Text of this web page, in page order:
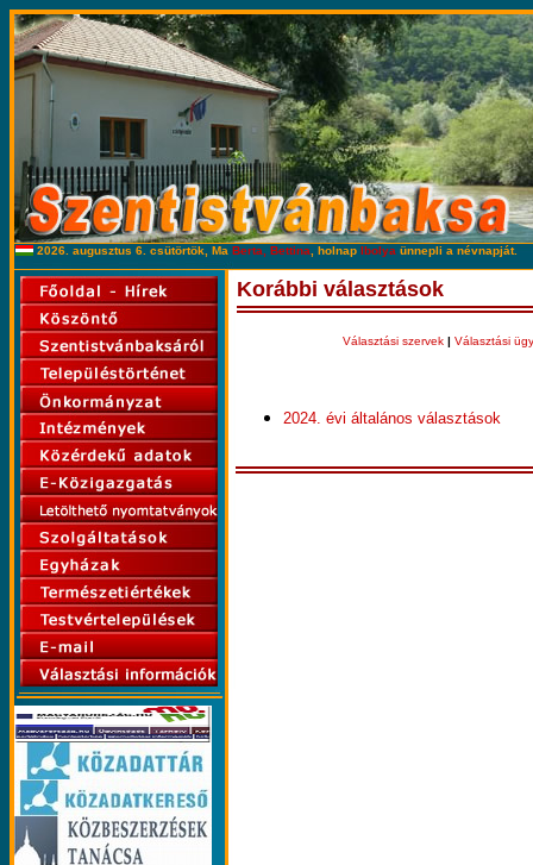
2026. augusztus 6. csütörtök, Ma Berta, Bettina , holnap Ibolya ünnepli a névnapját.
Korábbi választások
Választási szervek | Választási
2024. évi általános választások